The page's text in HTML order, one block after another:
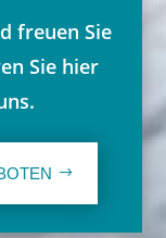
freuen Sie
Sie hier